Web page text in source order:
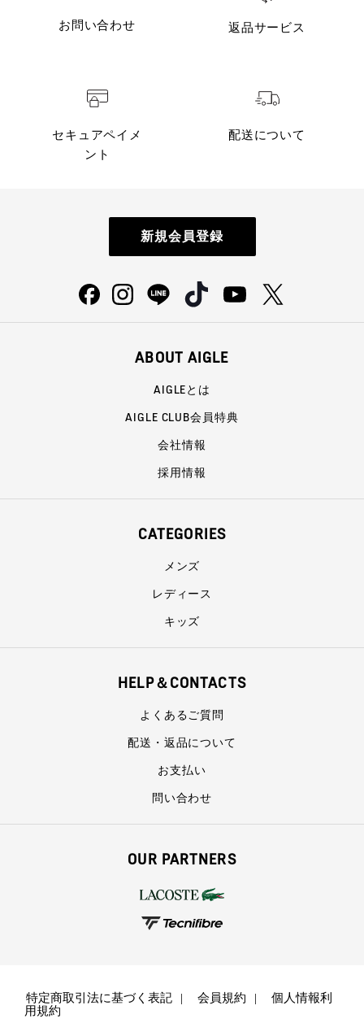
お問い合わせ 返品サービス
セキュアペイメ
ント
配送について
新規会員登録
ABOUT AIGLE
AIGLEとは
AIGLE CLUB会員特典
会社情報
採用情報
CATEGORIES
メンズ
レディース
キッズ
HELP＆CONTACTS
よくあるご質問
配送・返品について
お支払い
問い合わせ
OUR PARTNERS
特定商取引法に基づく表記 会員規約
個人情報利
用規約